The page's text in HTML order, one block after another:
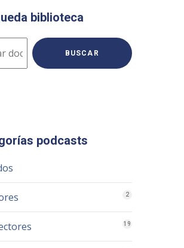
biblioteca
BUSCAR
podcasts
2
19